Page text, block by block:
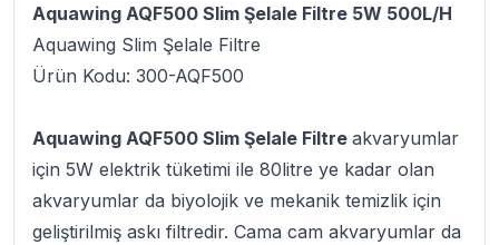
Aquawing AQF500 Slim Şelale Filtre 5W 500L/H
Aquawing Slim Şelale Filtre
Ürün Kodu: 300-AQF500
Aquawing AQF500 Slim Şelale Filtre akvaryumlar
için 5W elektrik tüketimi ile 80litre ye kadar olan
akvaryumlar da biyolojik ve mekanik temizlik için
geliştirilmiş askı filtredir. Cama cam akvaryumlar da